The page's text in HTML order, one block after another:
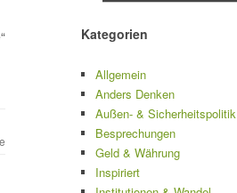
Kategorien
Allgemein
Anders Denken
Außen- & Sicherheitspolitik
Besprechungen
Geld & Währung
Inspiriert